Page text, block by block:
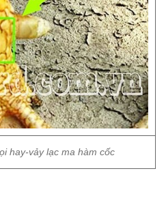
hay-vảy lạc ma hàm cốc